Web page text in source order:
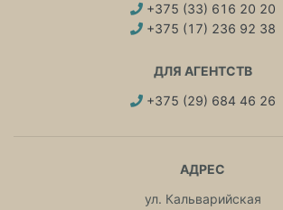
+375 (33) 616 20 20
+375 (17) 236 92 38
ДЛЯ АГЕНТСТВ
+375 (29) 684 46 26
АДРЕС
ул. Кальварийская